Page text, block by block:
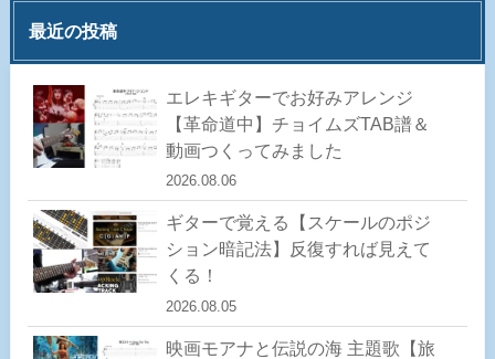
最近の投稿
エレキギターでお好みアレンジ
【革命道中】チョイムズTAB譜＆
動画つくってみました
2026.08.06
ギターで覚える【スケールのポジ
ション暗記法】反復すれば見えて
くる！
2026.08.05
映画モアナと伝説の海 主題歌【旅